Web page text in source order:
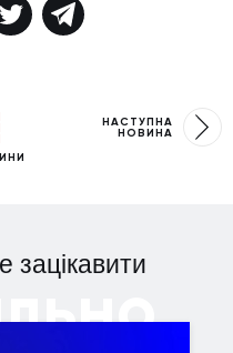
НАСТУПНА
НОВИНА
зацікавити